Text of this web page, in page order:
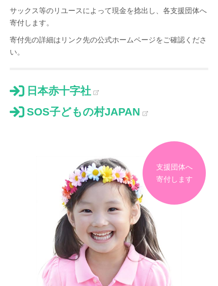
サックス等のリユースによって現金を捻出し、各支援団体へ
寄付します。
寄付先の詳細はリンク先の公式ホームページをご確認くださ
い。
日本赤十字社
SOS子どもの村JAPAN
支援団体へ
寄付します